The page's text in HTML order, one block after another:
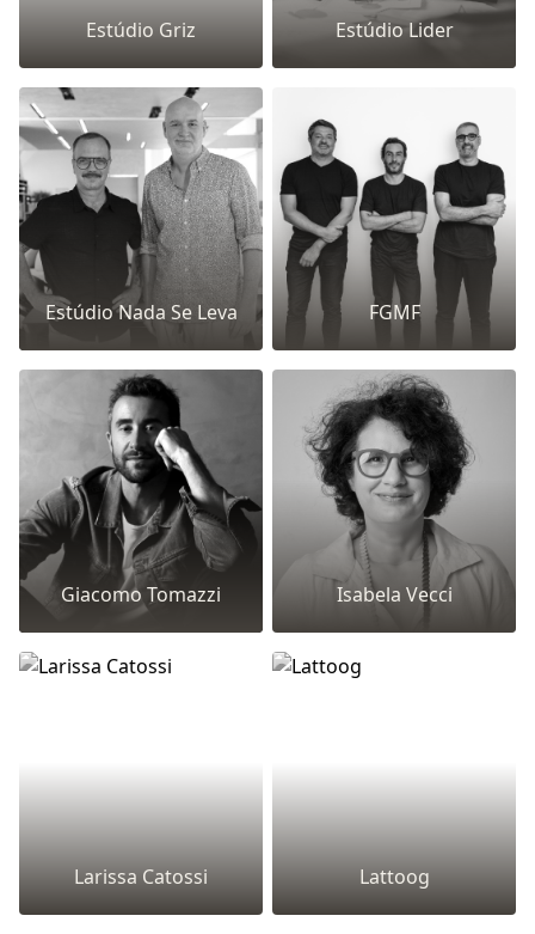
Estúdio Griz Estúdio Lider
Estúdio Nada Se Leva FGMF
Giacomo Tomazzi Isabela Vecci
Larissa Catossi Lattoog